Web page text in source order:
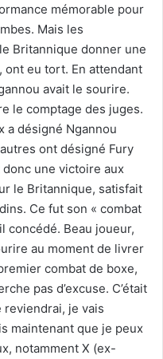
mémorable pour
Mais les
Britannique donner une
ont eu tort. En attendant
avait le sourire.
le comptage des juges.
a désigné Ngannou
ont désigné Fury
une victoire aux
le Britannique, satisfait
Ce fut son « combat
concédé. Beau joueur,
au moment de livrer
combat de boxe,
pas d’excuse. C’était
reviendrai, je vais
maintenant que je peux
notamment X (ex-